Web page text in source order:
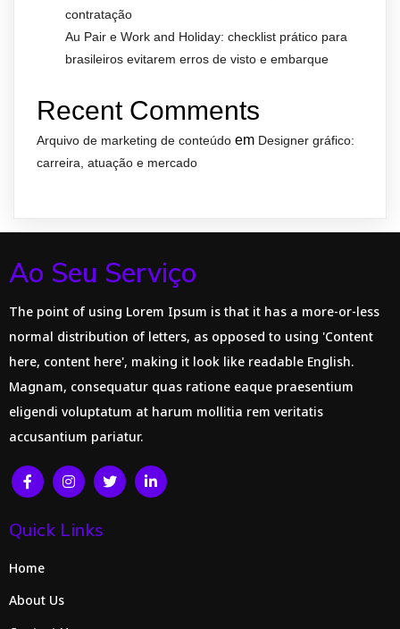
contratação
Au Pair e Work and Holiday: checklist prático para
brasileiros evitarem erros de visto e embarque
Recent Comments
Arquivo de marketing de conteúdo em Designer gráfico:
carreira, atuação e mercado
Ao Seu Serviço
The point of using Lorem Ipsum is that it has a more-or-less
normal distribution of letters, as opposed to using 'Content
here, content here', making it look like readable English.
Magnam, consequatur quas ratione eaque praesentium
eligendi voluptatum at harum mollitia rem veritatis
accusantium pariatur.
Quick Links
Home
About Us